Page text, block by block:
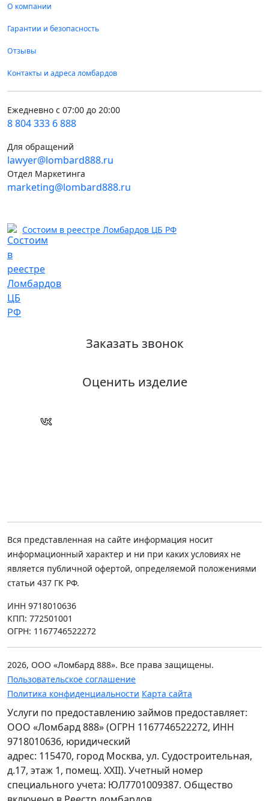
О компании
Гарантии и безопасность
Отзывы
Контакты и адреса ломбардов
Ежедневно с 07:00 до 20:00
8 804 333 6 888
Для обращений
lawyer@lombard888.ru
Отдел Маркетинга
marketing@lombard888.ru
Состоим в реестре Ломбардов ЦБ РФ
Заказать звонок
Оценить изделие
Вся представленная на сайте информация носит
информационный характер и ни при каких условиях не
является публичной офертой, определяемой положениями
статьи 437 ГК РФ.
ИНН 9718010636
КПП: 772501001
ОГРН: 1167746522272
2026, ООО «Ломбард 888». Все права защищены.
Пользовательское соглашение
Политика конфиденциальности Карта сайта
Услуги по предоставлению займов предоставляет:
ООО «Ломбард 888» (ОГРН 1167746522272, ИНН
9718010636, юридический
адрес: 115470, город Москва, ул. Судостроительная,
д.17, этаж 1, помещ. XXII). Учетный номер
специального учета: ЮЛ7701009387. Общество